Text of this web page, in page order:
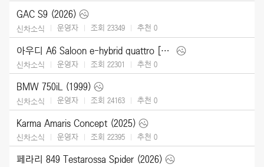
GAC S9 (2026)
신차소식 운영자 조회 23349 추천 0
아우디 A6 Saloon e-hybrid quattro [UK] (2026)
신차소식 운영자 조회 22301 추천 0
BMW 750iL (1999)
신차소식 운영자 조회 24163 추천 0
Karma Amaris Concept (2025)
신차소식 운영자 조회 22395 추천 0
페라리 849 Testarossa Spider (2026)